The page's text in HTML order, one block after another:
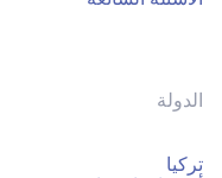
الدولة
تركيا